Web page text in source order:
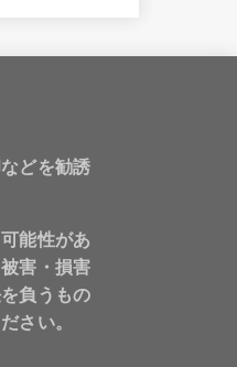
どを勧誘
能性があ
害・損害
負うもの
さい。